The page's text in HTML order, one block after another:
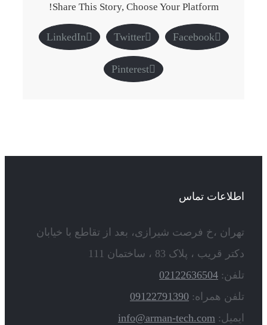
Share This Story, Choose Your Platform!
Facebook
Twitter
LinkedIn
Pinterest
اطلاعات تماس
تهران ،خ فرصت شیرازی، بعد از تقاطع با خیابان
دکتر قریب ، پلاک 83 ، ساختمان 111
تلفن: 02122636504
تلفن همراه: 09122791390
ایمیل: info@arman-tech.com